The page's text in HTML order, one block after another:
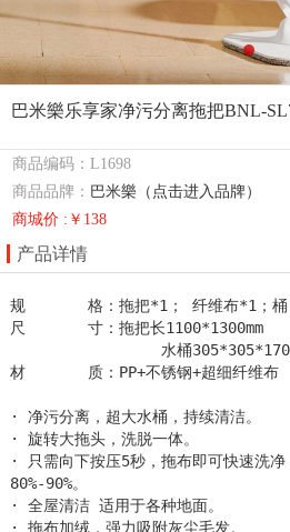
巴米樂乐享家净污分离拖把BNL-
商品编码：L1698
商品品牌： 巴米樂（点击进入品牌）
商城价 :￥138
产品详情
规       格：拖把*1； 纤维布*1；桶
尺       寸：拖把长1100*1300mm
                 水桶305*305*170mm
材       质：PP+不锈钢+超细纤维布
· 净污分离，超大水桶，持续清洁。
· 旋转大拖头，洗脱一体。
· 只需向下按压5秒，拖布即可快速洗
80%-90%。
· 全屋清洁 适用于各种地面。
· 拖布加绒，强力吸附灰尘毛发。